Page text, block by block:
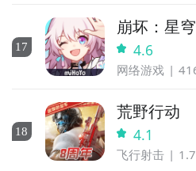
17
崩坏：星
4.6
网络游戏
18
荒野行动
4.1
飞行射击